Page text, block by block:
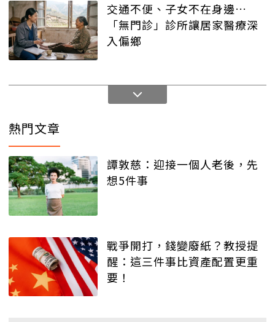
交通不便、子女不在身邊…
「無門診」診所讓居家醫療深
入偏鄉
熱門文章
譚敦慈：迎接一個人老後，先
想5件事
戰爭開打，錢變廢紙？教授提
醒：這三件事比資產配置更重
要！